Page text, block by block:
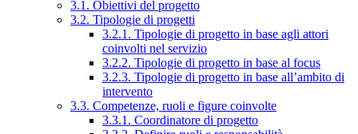
3.1. Obiettivi del progetto
3.2. Tipologie di progetti
3.2.1. Tipologie di progetto in base agli attori
coinvolti nel servizio
3.2.2. Tipologie di progetto in base al focus
3.2.3. Tipologie di progetto in base all’ambito di
intervento
3.3. Competenze, ruoli e figure coinvolte
3.3.1. Coordinatore di progetto